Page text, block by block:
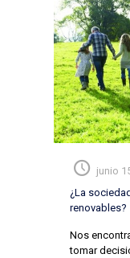
junio
¿La
renovables?
Nos
tomar